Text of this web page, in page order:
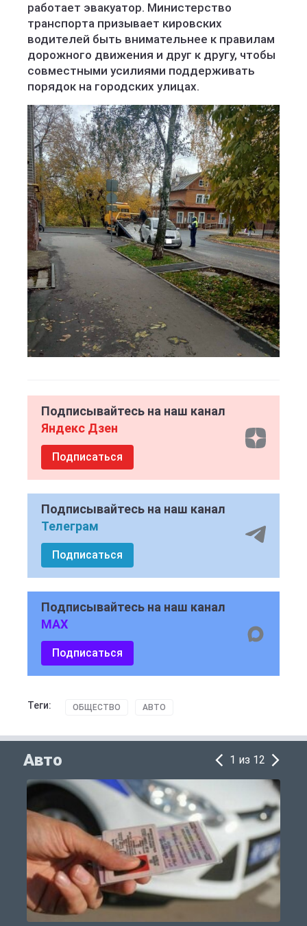
работает эвакуатор. Министерство
транспорта призывает кировских
водителей быть внимательнее к правилам
дорожного движения и друг к другу, чтобы
совместными усилиями поддерживать
порядок на городских улицах.
Подписывайтесь на наш канал
Яндекс Дзен
Подписаться
Подписывайтесь на наш канал
Телеграм
Подписаться
Подписывайтесь на наш канал
MAX
Подписаться
Теги: ОБЩЕСТВО АВТО
Авто 1 из 12